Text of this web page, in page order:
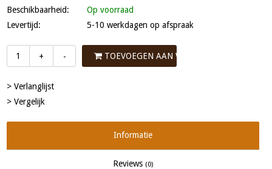
Beschikbaarheid:
Op voorraad
Levertijd:
5-10 werkdagen op afspraak
+ - TOEVOEGEN AAN WINKELWAGEN
> Verlanglijst
> Vergelijk
Informatie
Reviews (0)